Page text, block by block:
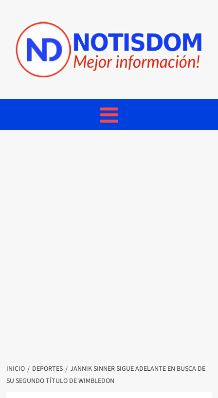
INICIO DEPORTES
JANNIK SINNER SIGUE ADELANTE EN BUSCA DE
SU SEGUNDO TÍTULO DE WIMBLEDON